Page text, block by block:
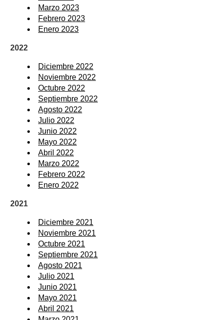
Marzo 2023
Febrero 2023
Enero 2023
2022
Diciembre 2022
Noviembre 2022
Octubre 2022
Septiembre 2022
Agosto 2022
Julio 2022
Junio 2022
Mayo 2022
Abril 2022
Marzo 2022
Febrero 2022
Enero 2022
2021
Diciembre 2021
Noviembre 2021
Octubre 2021
Septiembre 2021
Agosto 2021
Julio 2021
Junio 2021
Mayo 2021
Abril 2021